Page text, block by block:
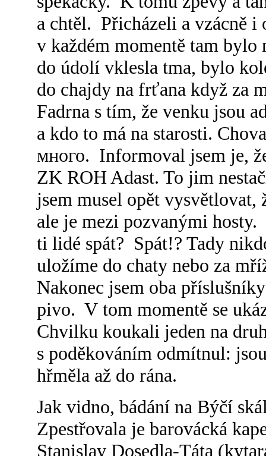
a chtěl. Přicházeli a vzácně i
v každém momentě tam
do údolí vklesla tma, bylo
do chajdy na frťana když za
Fadrna s tím, že venku jsou
a kdo to má na starosti.
много. Informoval jsem je,
ZK ROH Adast. To jim
jsem musel opět vysvětlovat,
ale je mezi pozvanými
ti lidé spát? Spát!? Tady
uložíme do chaty nebo za
Nakonec jsem oba
pivo. V tom momentě se
Chvilku koukali jeden na
s poděkováním odmítnul:
hřměla až do rána.
Jak vidno, bádání na Býčí
Zpestřovala je barovácká
Stanislav Dosedla-Táta